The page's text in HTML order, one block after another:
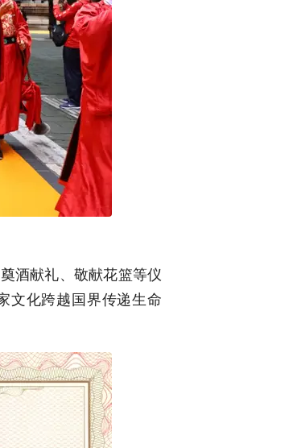
酒献礼、敬献花篮等仪
文化跨越国界传递生命